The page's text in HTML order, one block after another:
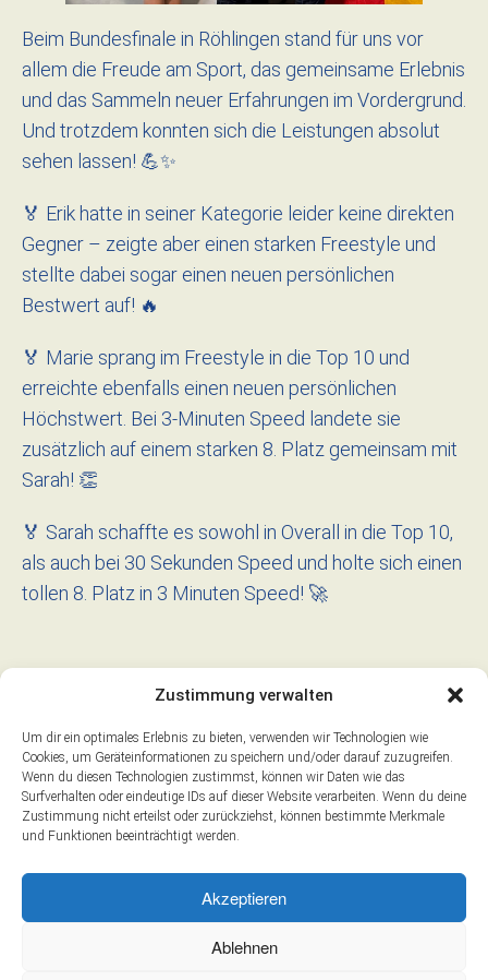
Zustimmung verwalten
Um dir ein optimales Erlebnis zu bieten, verwenden wir Technologien wie
Cookies, um Geräteinformationen zu speichern und/oder darauf zuzugreifen.
Wenn du diesen Technologien zustimmst, können wir Daten wie das
Surfverhalten oder eindeutige IDs auf dieser Website verarbeiten. Wenn du deine
Zustimmung nicht erteilst oder zurückziehst, können bestimmte Merkmale
und Funktionen beeinträchtigt werden.
Akzeptieren
Ablehnen
Beim Bundesfinale in Röhlingen stand für uns vor
allem die Freude am Sport, das gemeinsame Erlebnis
und das Sammeln neuer Erfahrungen im Vordergrund.
Und trotzdem konnten sich die Leistungen absolut
sehen lassen! 💪✨
🏅 Erik hatte in seiner Kategorie leider keine direkten
Gegner – zeigte aber einen starken Freestyle und
stellte dabei sogar einen neuen persönlichen
Bestwert auf! 🔥
🏅 Marie sprang im Freestyle in die Top 10 und
erreichte ebenfalls einen neuen persönlichen
Höchstwert. Bei 3-Minuten Speed landete sie
zusätzlich auf einem starken 8. Platz gemeinsam mit
Sarah! 👏
🏅 Sarah schaffte es sowohl in Overall in die Top 10,
als auch bei 30 Sekunden Speed und holte sich einen
tollen 8. Platz in 3 Minuten Speed! 🚀
Laura Haller | 22. März 2026 | 0 comments
Zurück zur letzten Seite
Impressum